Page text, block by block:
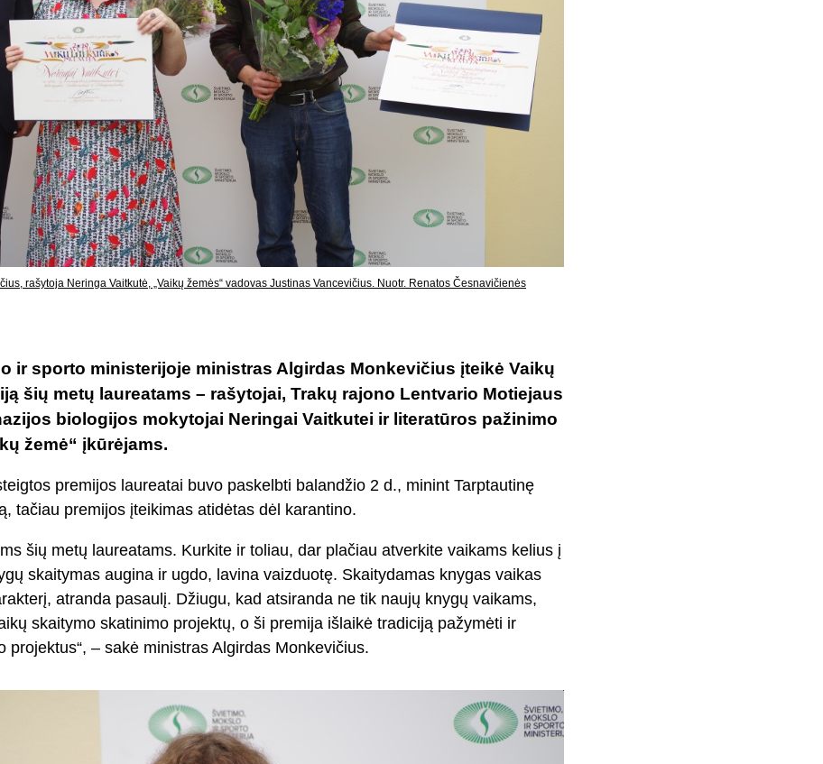
rašytoja Neringa Vaitkutė, „Vaikų žemės“ vadovas Justinas Vancevičius. Nuotr. Renatos Česnavičienės
ir sporto ministerijoje ministras Algirdas Monkevičius įteikė Vaikų
šių metų laureatams – rašytojai, Trakų rajono Lentvario Motiejaus
biologijos mokytojai Neringai Vaitkutei ir literatūros pažinimo
žemė“ įkūrėjams.
premijos laureatai buvo paskelbti balandžio 2 d., minint Tarptautinę
tačiau premijos įteikimas atidėtas dėl karantino.
šių metų laureatams. Kurkite ir toliau, dar plačiau atverkite vaikams kelius į
skaitymas augina ir ugdo, lavina vaizduotę. Skaitydamas knygas vaikas
atranda pasaulį. Džiugu, kad atsiranda ne tik naujų knygų vaikams,
skaitymo skatinimo projektų, o ši premija išlaikė tradiciją pažymėti ir
projektus“, – sakė ministras Algirdas Monkevičius.